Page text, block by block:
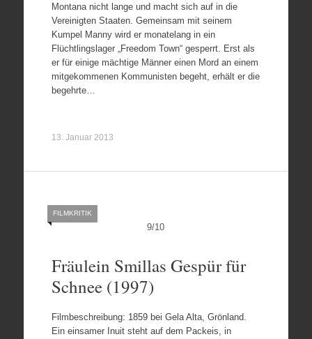
Montana nicht lange und macht sich auf in die
Vereinigten Staaten. Gemeinsam mit seinem
Kumpel Manny wird er monatelang in ein
Flüchtlingslager „Freedom Town“ gesperrt. Erst als
er für einige mächtige Männer einen Mord an einem
mitgekommenen Kommunisten begeht, erhält er die
begehrte…
13. Januar 2013
9/10
FILMKRITIK
Fräulein Smillas Gespür für
Schnee (1997)
Filmbeschreibung: 1859 bei Gela Alta, Grönland.
Ein einsamer Inuit steht auf dem Packeis, in